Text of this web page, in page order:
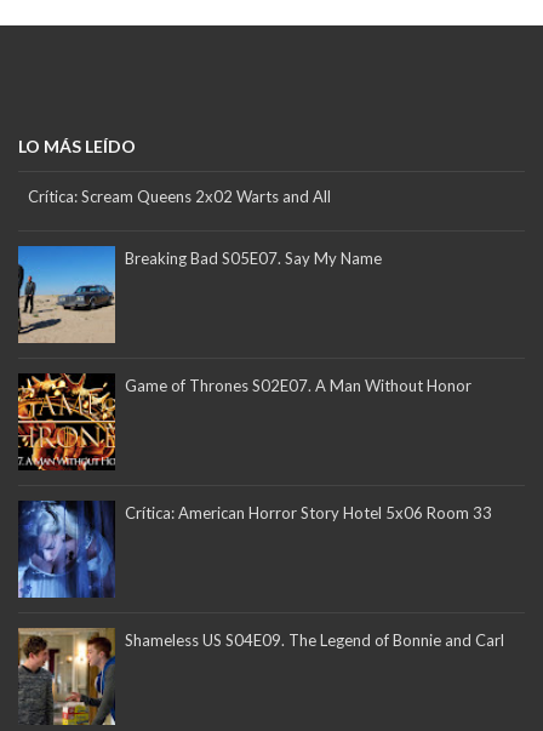
LO MÁS LEÍDO
Crítica: Scream Queens 2x02 Warts and All
Breaking Bad S05E07. Say My Name
Game of Thrones S02E07. A Man Without Honor
Crítica: American Horror Story Hotel 5x06 Room 33
Shameless US S04E09. The Legend of Bonnie and Carl